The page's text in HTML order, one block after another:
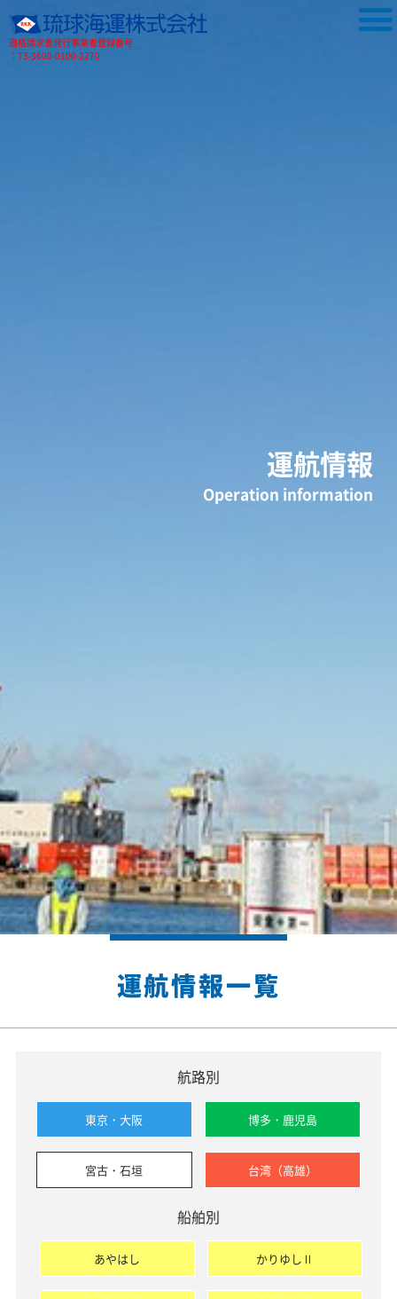
適格請求書発行事業者登録番号
：T3-3600-0100-2270
運航情報
Operation information
運航情報一覧
航路別
東京・大阪 博多・鹿児島
宮古・石垣 台湾（高雄）
船舶別
あやはし かりゆしⅡ